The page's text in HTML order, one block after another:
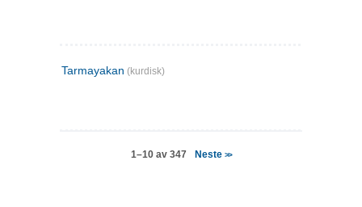
Tarmayakan (kurdisk)
1–10 av 347 Neste >>